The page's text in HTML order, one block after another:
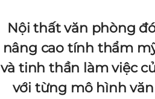
Nội thất văn phòng
nâng cao tính thẩm
và tinh thần làm việc
với từng mô hình